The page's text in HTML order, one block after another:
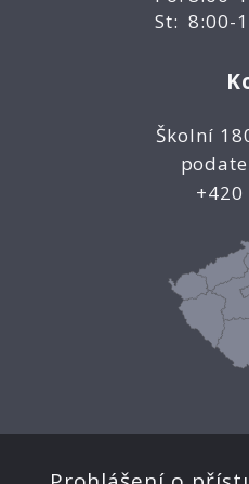
St: 8:00-
Školní
+420